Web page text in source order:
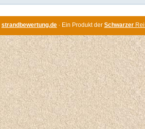
strandbewertung.de · Ein Produkt der Schwarzer